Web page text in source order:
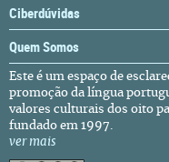
Ciberdúvidas
Quem Somos
Este é um espaço de
promoção da língua
valores culturais dos oito
fundado em 1997.
ver mais